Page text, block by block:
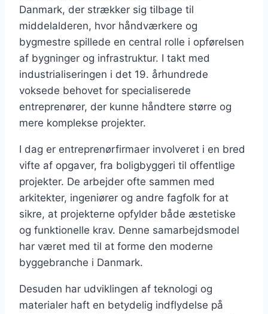
Danmark, der strækker sig tilbage til
middelalderen, hvor håndværkere og
bygmestre spillede en central rolle i opførelsen
af bygninger og infrastruktur. I takt med
industrialiseringen i det 19. århundrede
voksede behovet for specialiserede
entreprenører, der kunne håndtere større og
mere komplekse projekter.
I dag er entreprenørfirmaer involveret i en bred
vifte af opgaver, fra boligbyggeri til offentlige
projekter. De arbejder ofte sammen med
arkitekter, ingeniører og andre fagfolk for at
sikre, at projekterne opfylder både æstetiske
og funktionelle krav. Denne samarbejdsmodel
har været med til at forme den moderne
byggebranche i Danmark.
Desuden har udviklingen af teknologi og
materialer haft en betydelig indflydelse på